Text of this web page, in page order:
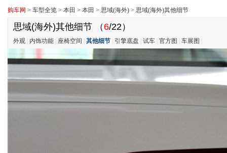
购车网 > 车型全览 > 本田 > 本田 > 思域(海外) > 思域(海外)其他细节
思域(海外)其他细节 （ 6/22）
外观 内饰功能 座椅空间 其他细节 引擎底盘 试车 官方图 车展图